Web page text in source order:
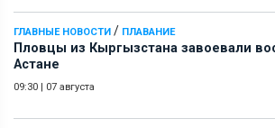
ГЛАВНЫЕ НОВОСТИ / ПЛАВАНИЕ
Пловцы из Кыргызстана завоевали
Астане
09:30 | 07 августа